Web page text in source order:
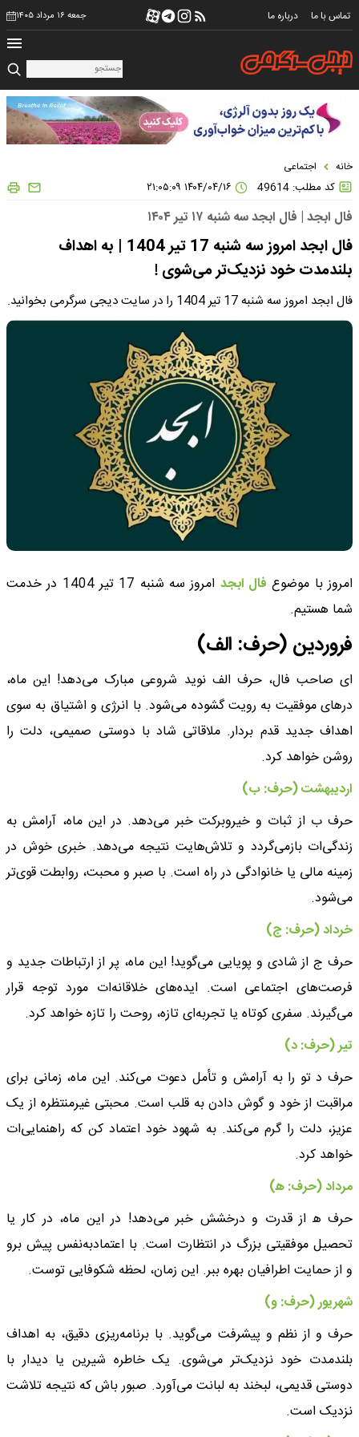
تماس با ما درباره ما جمعه ۱۶ مرداد ۱۴۰۵
خانه اجتماعی
کد مطلب: 49614
فال ابجد | فال ابجد سه شنبه ۱۷ تیر ۱۴۰۴
فال ابجد امروز سه شنبه 17 تیر 1404 | به اهداف
بلندمدت خود نزدیک‌تر می‌شوی !
فال ابجد امروز سه شنبه 17 تیر 1404 را در سایت دیجی سرگرمی بخوانید.
امروز با موضوع فال ابجد
امروز سه شنبه 17 تیر 1404 در خدمت
شما هستیم.
فروردین (حرف: الف)
ای صاحب فال، حرف الف نوید شروعی مبارک می‌دهد! این ماه،
درهای موفقیت به رویت گشوده می‌شود. با انرژی و اشتیاق به سوی
اهداف جدید قدم بردار. ملاقاتی شاد با دوستی صمیمی، دلت را
روشن خواهد کرد.
اردیبهشت (حرف: ب)
حرف ب از ثبات و خیروبرکت خبر می‌دهد. در این ماه، آرامش به
زندگی‌ات بازمی‌گردد و تلاش‌هایت نتیجه می‌دهد. خبری خوش در
زمینه مالی یا خانوادگی در راه است. با صبر و محبت، روابطت قوی‌تر
می‌شود.
خرداد (حرف: ج)
حرف ج از شادی و پویایی می‌گوید! این ماه، پر از ارتباطات جدید و
فرصت‌های اجتماعی است. ایده‌های خلاقانه‌ات مورد توجه قرار
می‌گیرند. سفری کوتاه یا تجربه‌ای تازه، روحت را تازه خواهد کرد.
تیر (حرف: د)
حرف د تو را به آرامش و تأمل دعوت می‌کند. این ماه، زمانی برای
مراقبت از خود و گوش دادن به قلب است. محبتی غیرمنتظره از یک
عزیز، دلت را گرم می‌کند. به شهود خود اعتماد کن که راهنمایی‌ات
خواهد کرد.
مرداد (حرف: ه‍)
حرف ه‍ از قدرت و درخشش خبر می‌دهد! در این ماه، در کار یا
تحصیل موفقیتی بزرگ در انتظارت است. با اعتمادبه‌نفس پیش برو
و از حمایت اطرافیان بهره ببر. این زمان، لحظه شکوفایی توست.
شهریور (حرف: و)
حرف و از نظم و پیشرفت می‌گوید. با برنامه‌ریزی دقیق، به اهداف
بلندمدت خود نزدیک‌تر می‌شوی. یک خاطره شیرین یا دیدار با
دوستی قدیمی، لبخند به لبانت می‌آورد. صبور باش که نتیجه تلاشت
نزدیک است.